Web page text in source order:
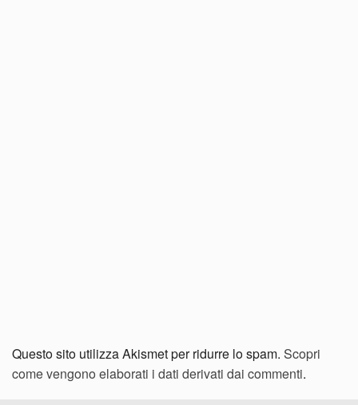
Questo sito utilizza Akismet per ridurre lo spam. Scopri
come vengono elaborati i dati derivati dai commenti.